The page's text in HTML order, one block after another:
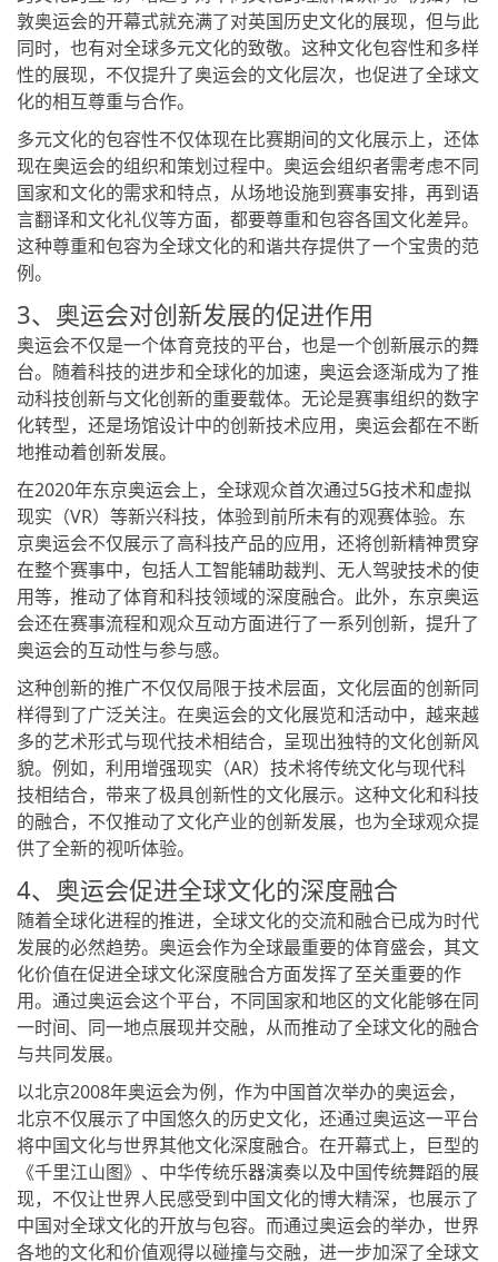
敦奥运会的开幕式就充满了对英国历史文化的展现，但与此
同时，也有对全球多元文化的致敬。这种文化包容性和多样
性的展现，不仅提升了奥运会的文化层次，也促进了全球文
化的相互尊重与合作。
多元文化的包容性不仅体现在比赛期间的文化展示上，还体
现在奥运会的组织和策划过程中。奥运会组织者需考虑不同
国家和文化的需求和特点，从场地设施到赛事安排，再到语
言翻译和文化礼仪等方面，都要尊重和包容各国文化差异。
这种尊重和包容为全球文化的和谐共存提供了一个宝贵的范
例。
3、奥运会对创新发展的促进作用
奥运会不仅是一个体育竞技的平台，也是一个创新展示的舞
台。随着科技的进步和全球化的加速，奥运会逐渐成为了推
动科技创新与文化创新的重要载体。无论是赛事组织的数字
化转型，还是场馆设计中的创新技术应用，奥运会都在不断
地推动着创新发展。
在2020年东京奥运会上，全球观众首次通过5G技术和虚拟
现实（VR）等新兴科技，体验到前所未有的观赛体验。东
京奥运会不仅展示了高科技产品的应用，还将创新精神贯穿
在整个赛事中，包括人工智能辅助裁判、无人驾驶技术的使
用等，推动了体育和科技领域的深度融合。此外，东京奥运
会还在赛事流程和观众互动方面进行了一系列创新，提升了
奥运会的互动性与参与感。
这种创新的推广不仅仅局限于技术层面，文化层面的创新同
样得到了广泛关注。在奥运会的文化展览和活动中，越来越
多的艺术形式与现代技术相结合，呈现出独特的文化创新风
貌。例如，利用增强现实（AR）技术将传统文化与现代科
技相结合，带来了极具创新性的文化展示。这种文化和科技
的融合，不仅推动了文化产业的创新发展，也为全球观众提
供了全新的视听体验。
4、奥运会促进全球文化的深度融合
随着全球化进程的推进，全球文化的交流和融合已成为时代
发展的必然趋势。奥运会作为全球最重要的体育盛会，其文
化价值在促进全球文化深度融合方面发挥了至关重要的作
用。通过奥运会这个平台，不同国家和地区的文化能够在同
一时间、同一地点展现并交融，从而推动了全球文化的融合
与共同发展。
以北京2008年奥运会为例，作为中国首次举办的奥运会，
北京不仅展示了中国悠久的历史文化，还通过奥运这一平台
将中国文化与世界其他文化深度融合。在开幕式上，巨型的
《千里江山图》、中华传统乐器演奏以及中国传统舞蹈的展
现，不仅让世界人民感受到中国文化的博大精深，也展示了
中国对全球文化的开放与包容。而通过奥运会的举办，世界
各地的文化和价值观得以碰撞与交融，进一步加深了全球文